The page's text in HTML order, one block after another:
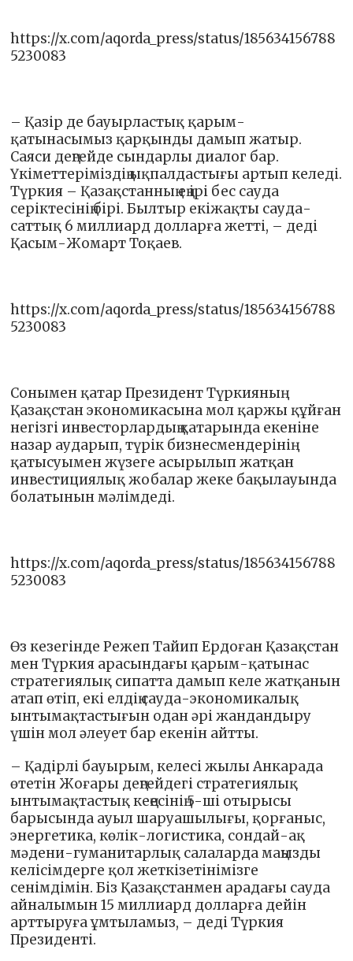
https://x.com/aqorda_press/status/185634156788
5230083
– Қазір де бауырластық қарым-
қатынасымыз қарқынды дамып жатыр.
Саяси деңгейде сындарлы диалог бар.
Үкіметтеріміздің ықпалдастығы артып келеді.
Түркия – Қазақстанның ең ірі бес сауда
серіктесінің бірі. Былтыр екіжақты сауда-
саттық 6 миллиард долларға жетті, – деді
Қасым-Жомарт Тоқаев.
https://x.com/aqorda_press/status/185634156788
5230083
Сонымен қатар Президент Түркияның
Қазақстан экономикасына мол қаржы құйған
негізгі инвесторлардың қатарында екеніне
назар аударып, түрік бизнесмендерінің
қатысуымен жүзеге асырылып жатқан
инвестициялық жобалар жеке бақылауында
болатынын мәлімдеді.
https://x.com/aqorda_press/status/185634156788
5230083
Өз кезегінде Режеп Тайип Ердоған Қазақстан
мен Түркия арасындағы қарым-қатынас
стратегиялық сипатта дамып келе жатқанын
атап өтіп, екі елдің сауда-экономикалық
ынтымақтастығын одан әрі жандандыру
үшін мол әлеует бар екенін айтты.
– Қадірлі бауырым, келесі жылы Анкарада
өтетін Жоғары деңгейдегі стратегиялық
ынтымақтастық кеңесінің 5-ші отырысы
барысында ауыл шаруашылығы, қорғаныс,
энергетика, көлік-логистика, сондай-ақ
мәдени-гуманитарлық салаларда маңызды
келісімдерге қол жеткізетінімізге
сенімдімін. Біз Қазақстанмен арадағы сауда
айналымын 15 миллиард долларға дейін
арттыруға ұмтыламыз, – деді Түркия
Президенті.